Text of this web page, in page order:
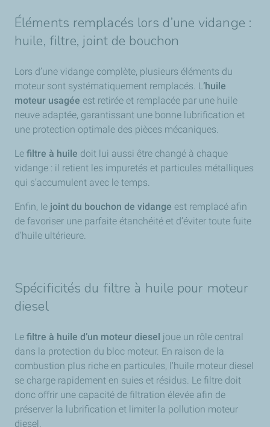
Éléments remplacés lors d’une vidange :
huile, filtre, joint de bouchon
Lors d’une vidange complète, plusieurs éléments du
moteur sont systématiquement remplacés. L’huile
moteur usagée est retirée et remplacée par une huile
neuve adaptée, garantissant une bonne lubrification et
une protection optimale des pièces mécaniques.
Le filtre à huile doit lui aussi être changé à chaque
vidange : il retient les impuretés et particules métalliques
qui s’accumulent avec le temps.
Enfin, le joint du bouchon de vidange est remplacé afin
de favoriser une parfaite étanchéité et d’éviter toute fuite
d’huile ultérieure.
Spécificités du filtre à huile pour moteur
diesel
Le filtre à huile d’un moteur diesel joue un rôle central
dans la protection du bloc moteur. En raison de la
combustion plus riche en particules, l’huile moteur diesel
se charge rapidement en suies et résidus. Le filtre doit
donc offrir une capacité de filtration élevée afin de
préserver la lubrification et limiter la pollution moteur
diesel.